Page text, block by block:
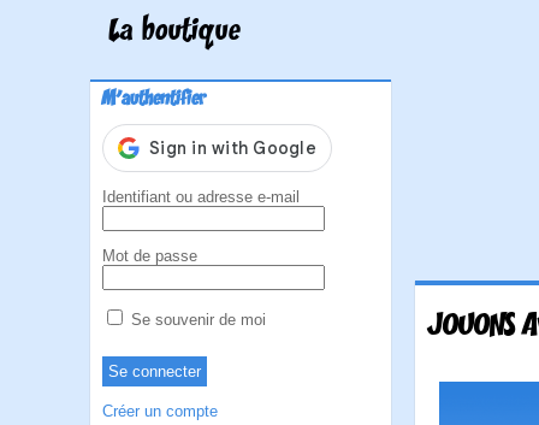
La boutique
M'authentifier
Identifiant ou adresse e-mail
Mot de passe
Se souvenir de moi
Créer un compte
JOUONS